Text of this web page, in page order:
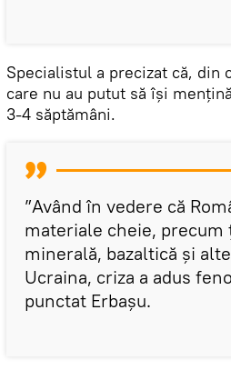
Specialistul a precizat că, din
care nu au putut să își
3-4 săptămâni.
”Având în vedere că
materiale cheie, precum
minerală, bazaltică și
Ucraina, criza a adus
punctat Erbașu.